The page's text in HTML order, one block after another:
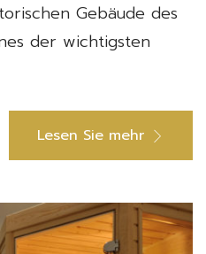
Gebäude des
der wichtigsten
Lesen Sie mehr